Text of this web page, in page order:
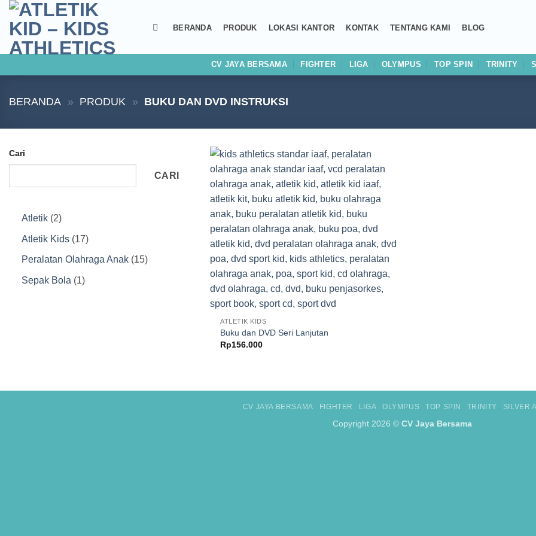
Skip
content
BERANDA PRODUK LOKASI KANTOR KONTAK TENTANG KAMI BLOG
CV JAYA BERSAMA FIGHTER LIGA OLYMPUS TOP SPIN TRINITY
BERANDA » PRODUK » BUKU DAN DVD INSTRUKSI
Cari
CARI
Atletik 22
Atletik Kids 1717
Produk
Peralatan Olahraga Anak 1515
Sepak Bola 11
Add to
wishlist
ATLETIK KIDS
Buku dan DVD Seri Lanjutan
Rp156.000
CV JAYA BERSAMA FIGHTER LIGA OLYMPUS TOP SPIN TRINITY SILVER
Copyright 2026 © CV Jaya Bersama